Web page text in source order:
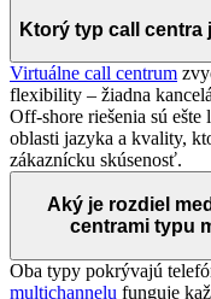
Ktorý typ call centra
Virtuálne call centrum
flexibility – žiadna
Off-shore riešenia sú ešte
oblasti jazyka a kvality,
zákaznícku skúsenosť.
Aký je rozdiel
centrami typu
Oba typy pokrývajú
multichannelu funguje